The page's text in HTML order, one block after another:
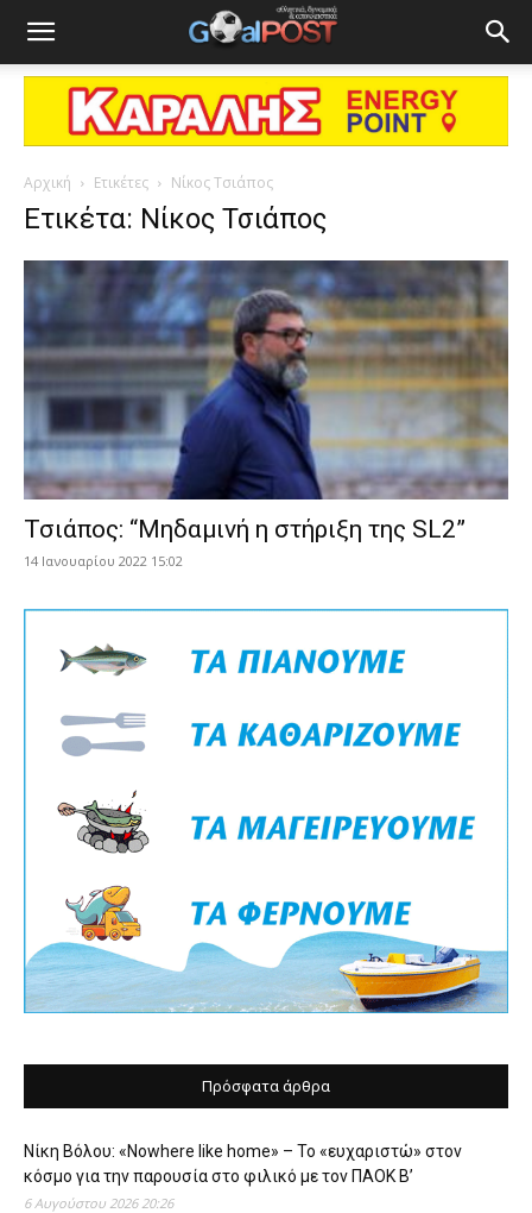
Αρχική Ετικέτες Νίκος Τσιάπος
Ετικέτα: Νίκος Τσιάπος
Τσιάπος: “Μηδαμινή η στήριξη της SL2”
14 Ιανουαρίου 2022 15:02
Πρόσφατα άρθρα
Νίκη Βόλου: «Nowhere like home» – Το «ευχαριστώ» στον
κόσμο για την παρουσία στο φιλικό με τον ΠΑΟΚ Β’
6 Αυγούστου 2026 20:26